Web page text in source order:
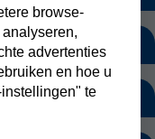
browse-
advertenties
en hoe u
te